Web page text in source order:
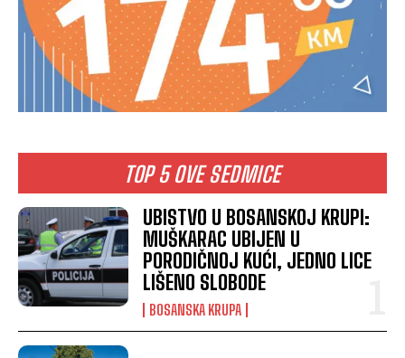
TOP 5 OVE SEDMICE
UBISTVO U BOSANSKOJ KRUPI:
MUŠKARAC UBIJEN U
PORODIČNOJ KUĆI, JEDNO LICE
LIŠENO SLOBODE
BOSANSKA KRUPA